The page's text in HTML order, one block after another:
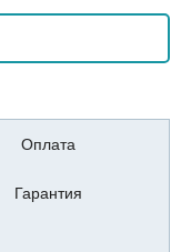
Оплата
Гарантия